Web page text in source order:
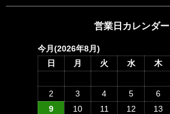
営業日カレンダー
今月(2026年8月)
日
月 火 水 木
2
3 4 5 6
9
10 11 12 13